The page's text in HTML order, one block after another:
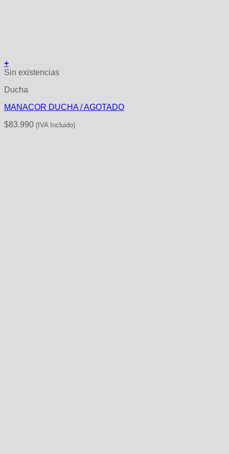
+
Sin existencias
Ducha
MANACOR DUCHA / AGOTADO
$83.990 (IVA Incluido)